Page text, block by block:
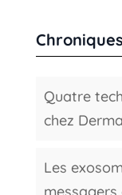
Quatre
chez
Les